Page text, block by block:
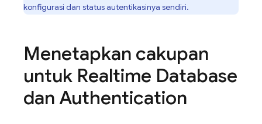
konfigurasi dan status autentikasinya sendiri.
Menetapkan cakupan
untuk Realtime Database
dan Authentication